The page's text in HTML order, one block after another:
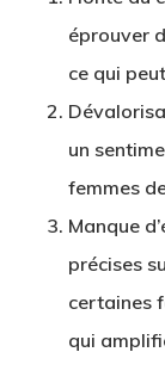
éprouver
ce qui
un
femmes
Manque
précises
certaines
qui